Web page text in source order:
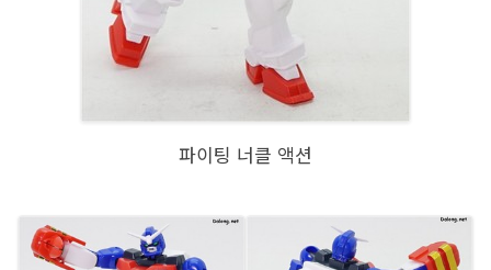
파이팅 너클 액션